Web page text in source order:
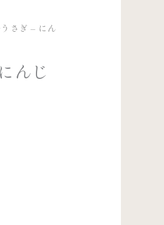
さぎ – にん
んじ